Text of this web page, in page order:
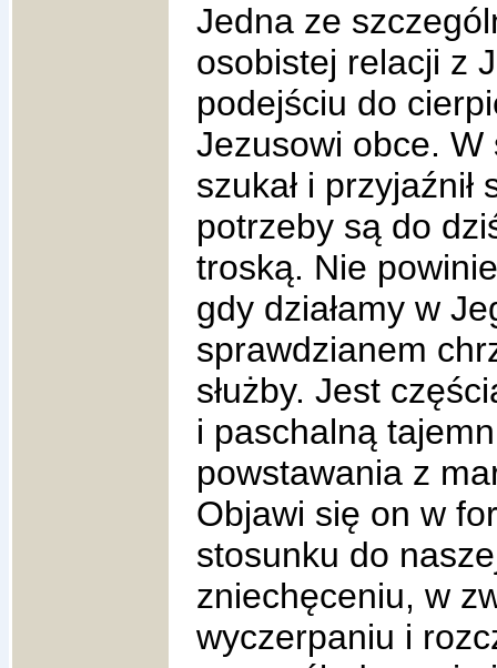
Jedna ze
osobistej relacji z
podejściu do
Jezusowi obce.
szukał i
potrzeby są do
troską. Nie
gdy działamy w
sprawdzianem
służby. Jest
i paschalną
powstawania z
Objawi się on w
stosunku do
zniechęceniu, w
wyczerpaniu i